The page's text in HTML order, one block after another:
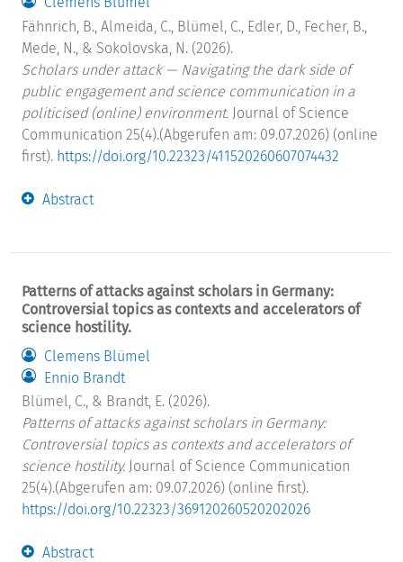
Fähnrich, B., Almeida, C., Blümel, C., Edler, D., Fecher, B.,
Mede, N., & Sokolovska, N. (2026).
Scholars under attack — Navigating the dark side of
public engagement and science communication in a
politicised (online) environment. Journal of Science
Communication 25(4).(Abgerufen am: 09.07.2026) (online
first). https://doi.org/10.22323/411520260607074432
Abstract
Patterns of attacks against scholars in Germany:
Controversial topics as contexts and accelerators of
science hostility.
Clemens Blümel
Ennio Brandt
Blümel, C., & Brandt, E. (2026).
Patterns of attacks against scholars in Germany:
Controversial topics as contexts and accelerators of
science hostility. Journal of Science Communication
25(4).(Abgerufen am: 09.07.2026) (online first).
https://doi.org/10.22323/369120260520202026
Abstract